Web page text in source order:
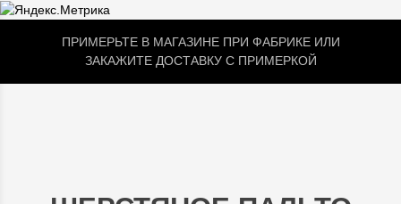
ПРИМЕРЬТЕ В МАГАЗИНЕ ПРИ ФАБРИКЕ ИЛИ
ЗАКАЖИТЕ ДОСТАВКУ С ПРИМЕРКОЙ